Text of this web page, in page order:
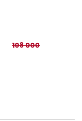
108 000